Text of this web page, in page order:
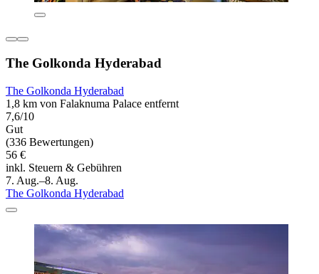
The Golkonda Hyderabad
The Golkonda Hyderabad
1,8 km von Falaknuma Palace entfernt
7,6/10
Gut
(336 Bewertungen)
56 €
inkl. Steuern & Gebühren
7. Aug.–8. Aug.
The Golkonda Hyderabad